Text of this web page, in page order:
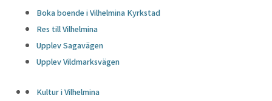
Boka boende i Vilhelmina Kyrkstad
Res till Vilhelmina
Upplev Sagavägen
Upplev Vildmarksvägen
Kultur i Vilhelmina